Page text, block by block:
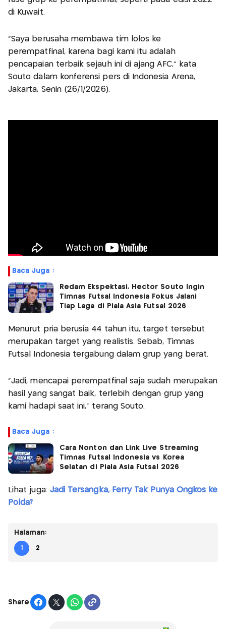
di Kuwait.
“Saya berusaha membawa tim lolos ke
perempatfinal, karena bagi kami itu adalah
pencapaian terbaik sejauh ini di ajang AFC,” kata
Souto dalam konferensi pers di Indonesia Arena,
Jakarta, Senin (26/1/2026).
Baca Juga :
Redam Ekspektasi, Hector Souto Ingin
Timnas Futsal Indonesia Fokus Jalani
Tiap Laga di Piala Asia Futsal 2026
Menurut pria berusia 44 tahun itu, target tersebut
merupakan target yang realistis. Sebab, Timnas
Futsal Indonesia tergabung dalam grup yang berat.
“Jadi, mencapai perempatfinal saja sudah merupakan
hasil yang sangat baik, terlebih dengan grup yang
kami hadapi saat ini,” terang Souto.
Baca Juga :
Cara Nonton dan Link Live Streaming
Timnas Futsal Indonesia vs Korea
Selatan di Piala Asia Futsal 2026
Lihat juga: Jadi Tersangka, Ferry Tak Punya Ongkos ke
Polda?
Halaman:
1 2
Share